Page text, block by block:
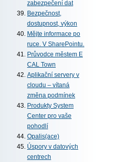
zabezpečení dat
Bezpečnost,
dostupnost, výkon
Mějte informace po
ruce. V SharePointu.
Průvodce městem E
CAL Town
Aplikační servery v
cloudu – vítaná
změna podmínek
Produkty System
Center pro vaše
pohodlí
Opalis(ace)
Úspory v datových
centrech